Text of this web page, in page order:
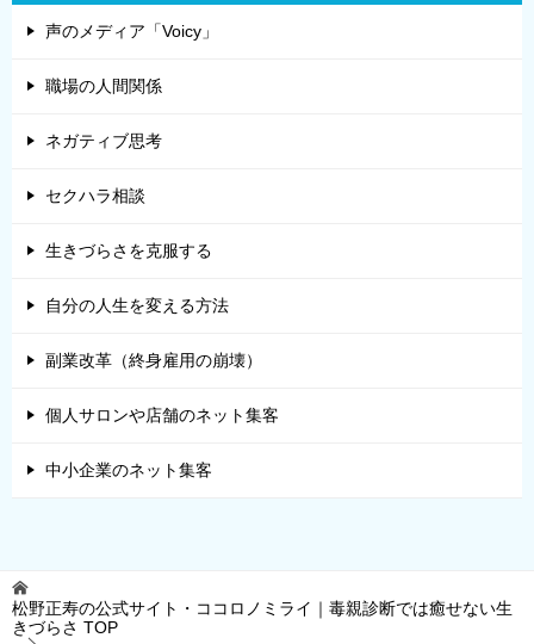
声のメディア「Voicy」
職場の人間関係
ネガティブ思考
セクハラ相談
生きづらさを克服する
自分の人生を変える方法
副業改革（終身雇用の崩壊）
個人サロンや店舗のネット集客
中小企業のネット集客
松野正寿の公式サイト・ココロノミライ｜毒親診断では癒せない生
きづらさ TOP